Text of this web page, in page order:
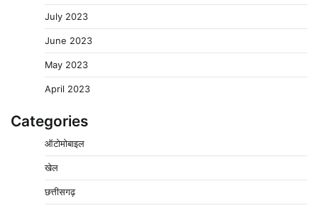
July 2023
June 2023
May 2023
April 2023
Categories
ऑटोमोबाइल
खेल
छत्तीसगढ़